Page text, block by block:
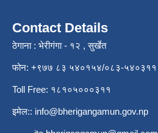
Contact Details
ठेगाना : भेरीगंगा - १२ , सुर्खेत
फोन: +९७७ ८३ ५४०१५४/०८३-५४०३११
Toll Free: १८१०५०००३११
इमेल:: info@bherigangamun.gov.np